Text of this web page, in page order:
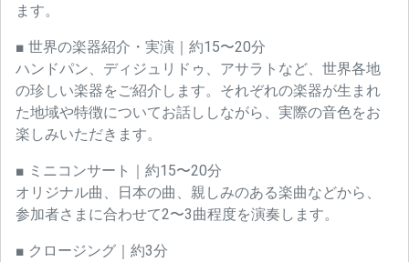
ます。
■ 世界の楽器紹介・実演｜約15〜20分
ハンドパン、ディジュリドゥ、アサラトなど、世界各地
の珍しい楽器をご紹介します。それぞれの楽器が生まれ
た地域や特徴についてお話ししながら、実際の音色をお
楽しみいただきます。
■ ミニコンサート｜約15〜20分
オリジナル曲、日本の曲、親しみのある楽曲などから、
参加者さまに合わせて2〜3曲程度を演奏します。
■ クロージング｜約3分